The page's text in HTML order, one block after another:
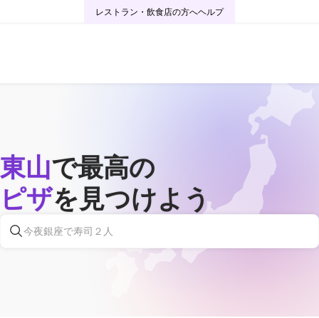
レストラン・飲食店の方へヘルプ
東山で最高の
ピザを見つけよう